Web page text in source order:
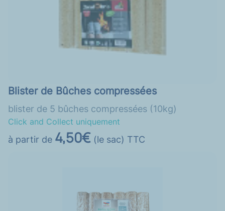
Blister de Bûches compressées
blister de 5 bûches compressées (10kg)
Click and Collect uniquement
à partir de 4,50€ (le sac) TTC